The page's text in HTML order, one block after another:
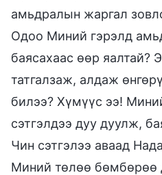
амьдралын жаргал
Одоо Миний гэрэлд
баясахаас өөр яалтай?
татгалзаж, алдаж
билээ? Хүмүүс ээ!
сэтгэлдээ дуу дуулж,
Чин сэтгэлээ аваад
Миний төлөө бөмбөрөө